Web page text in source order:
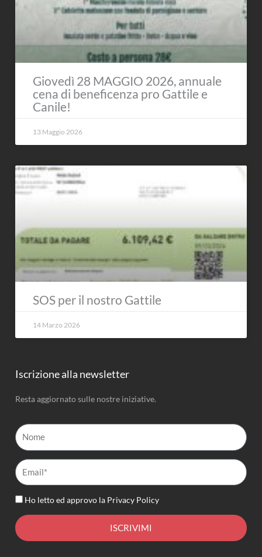
Giovedì 28 MAGGIO 2026, annuale
cena di beneficenza pro Gattile e
Canile!
13 Maggio 2026
SOS per il nostro Gattile
14 Marzo 2026
Iscrizione alla newsletter
Resta aggiornato sulle nostre iniziative.
Nome
Email*
Ho letto ed approvo la Privacy Policy
ISCRIVIMI